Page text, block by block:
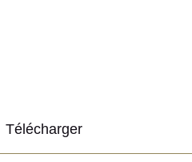
Télécharger